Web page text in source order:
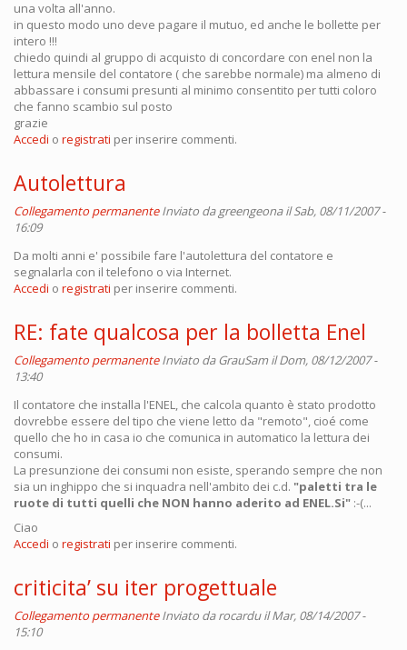
una volta all'anno.
in questo modo uno deve pagare il mutuo, ed anche le bollette per
intero !!!
chiedo quindi al gruppo di acquisto di concordare con enel non la
lettura mensile del contatore ( che sarebbe normale) ma almeno di
abbassare i consumi presunti al minimo consentito per tutti coloro
che fanno scambio sul posto
grazie
Accedi o registrati per inserire commenti.
Autolettura
Collegamento permanente Inviato dagreengeonail Sab, 08/11/2007 -
16:09
Da molti anni e' possibile fare l'autolettura del contatore e
segnalarla con il telefono o via Internet.
Accedi o registrati per inserire commenti.
RE: fate qualcosa per la bolletta Enel
Collegamento permanente Inviato daGrauSamil Dom, 08/12/2007 -
13:40
Il contatore che installa l'ENEL, che calcola quanto è stato prodotto
dovrebbe essere del tipo che viene letto da "remoto", cioé come
quello che ho in casa io che comunica in automatico la lettura dei
consumi.
La presunzione dei consumi non esiste, sperando sempre che non
sia un inghippo che si inquadra nell'ambito dei c.d. "paletti tra le
ruote di tutti quelli che NON hanno aderito ad ENEL.Si" :-(...
Ciao
Accedi o registrati per inserire commenti.
criticita’ su iter progettuale
Collegamento permanente Inviato darocarduil Mar, 08/14/2007 -
15:10